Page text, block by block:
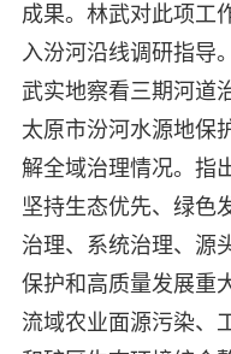
成果。林武对此项工
入汾河沿线调研指导
武实地察看三期河道
太原市汾河水源地保
解全域治理情况。指
坚持生态优先、绿色
治理、系统治理、源
保护和高质量发展重
流域农业面源污染、